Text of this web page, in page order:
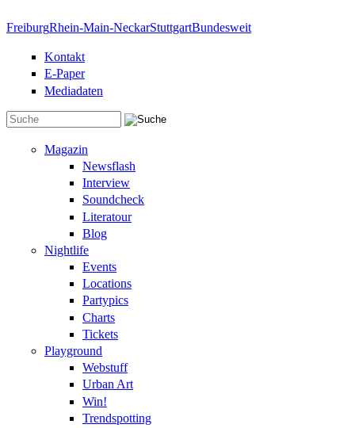
FreiburgRhein-Main-NeckarStuttgartBundesweit
Kontakt
E-Paper
Mediadaten
Magazin
Newsflash
Interview
Soundcheck
Literatour
Blog
Nightlife
Events
Locations
Partypics
Charts
Tickets
Playground
Webstuff
Urban Art
Win!
Trendspotting